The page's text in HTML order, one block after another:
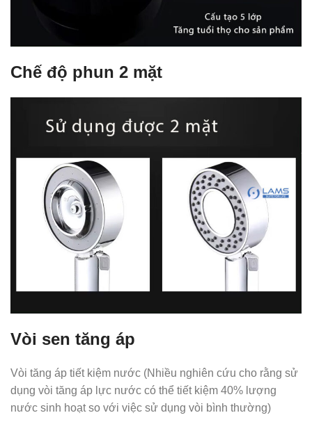
Chế độ phun 2 mặt
Vòi sen tăng áp
Vòi tăng áp tiết kiệm nước (Nhiều nghiên cứu cho rằng sử
dụng vòi tăng áp lực nước có thể tiết kiệm 40% lượng
nước sinh hoạt so với việc sử dụng vòi bình thường)